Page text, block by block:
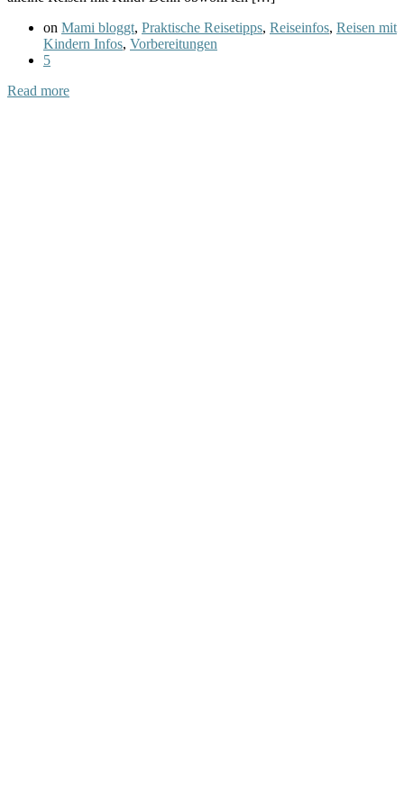
on Mami bloggt, Praktische Reisetipps, Reiseinfos, Reisen mit
Kindern Infos, Vorbereitungen
5
Read more